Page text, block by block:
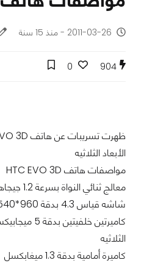
2011-03-26 - منذ 15 سنة
904
0
الأبعاد الثلاثيه
مواصفات هاتف HTC EVO 3D
معالج ثنائي النواة بسرعة 1.2 جيجاهرتز
شاشه قياس 4.3 بدقة 960*540 من نوع qHD
الثلاثيه
كاميرة أمامية بدقة 1.3 ميغابكسل